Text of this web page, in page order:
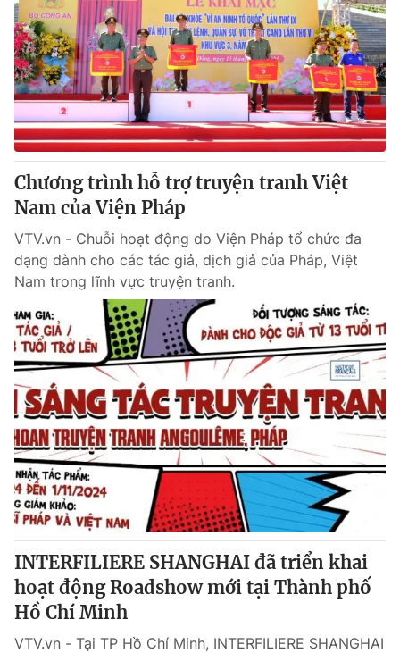
Chương trình hỗ trợ truyện tranh Việt
Nam của Viện Pháp
VTV.vn - Chuỗi hoạt động do Viện Pháp tổ chức đa
dạng dành cho các tác giả, dịch giả của Pháp, Việt
Nam trong lĩnh vực truyện tranh.
INTERFILIERE SHANGHAI đã triển khai
hoạt động Roadshow mới tại Thành phố
Hồ Chí Minh
VTV.vn - Tại TP Hồ Chí Minh, INTERFILIERE SHANGHAI